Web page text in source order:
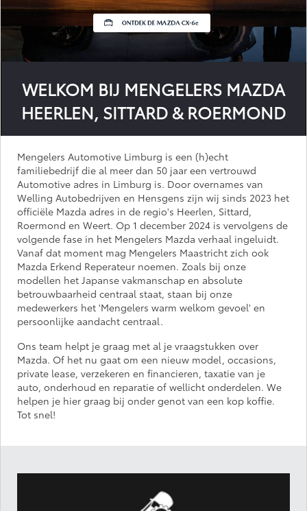
WELKOM BIJ MENGELERS MAZDA
HEERLEN, SITTARD & ROERMOND
Mengelers Automotive Limburg is een (h)echt
familiebedrijf die al meer dan 50 jaar een vertrouwd
Automotive adres in Limburg is. Door overnames van
Welling Autobedrijven en Hensgens zijn wij sinds 2023 het
officiële Mazda adres in de regio's Heerlen, Sittard,
Roermond en Weert. Op 1 december 2024 is vervolgens de
volgende fase in het Mengelers Mazda verhaal ingeluidt.
Vanaf dat moment mag Mengelers Maastricht zich ook
Mazda Erkend Reperateur noemen. Zoals bij onze
modellen het Japanse vakmanschap en absolute
betrouwbaarheid centraal staat, staan bij onze
medewerkers het 'Mengelers warm welkom gevoel' en
persoonlijke aandacht centraal.
Ons team helpt je graag met al je vraagstukken over
Mazda. Of het nu gaat om een nieuw model, occasions,
private lease, verzekeren en financieren, taxatie van je
auto, onderhoud en reparatie of wellicht onderdelen. We
helpen je hier graag bij onder genot van een kop koffie.
Tot snel!